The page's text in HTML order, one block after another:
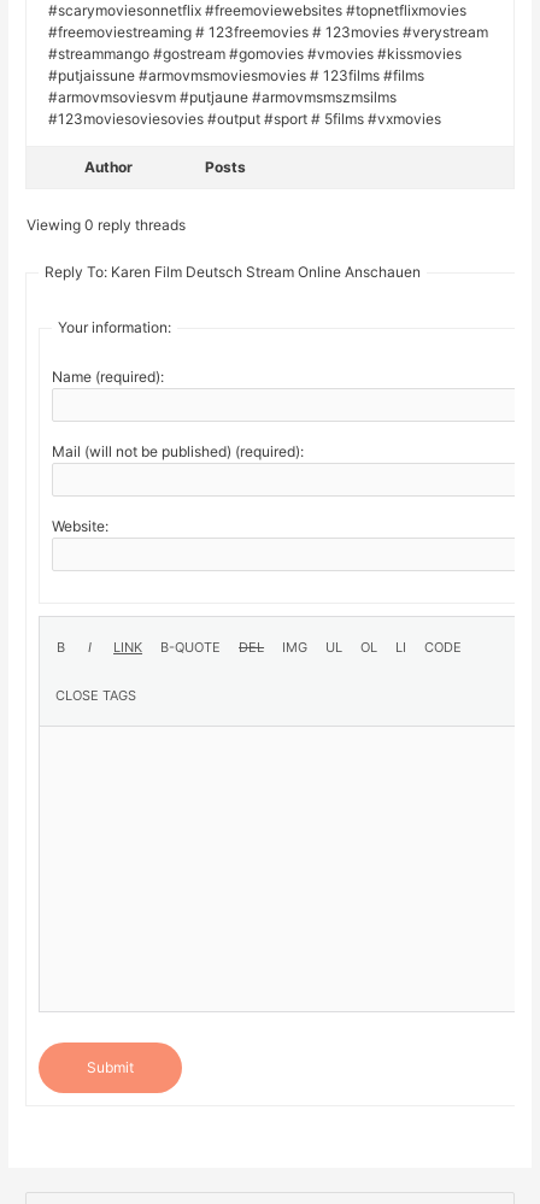
#scarymoviesonnetflix #freemoviewebsites #topnetflixmovies
#freemoviestreaming # 123freemovies # 123movies #verystream
#streammango #gostream #gomovies #vmovies #kissmovies
#putjaissune #armovmsmoviesmovies # 123films #films
#armovmsoviesvm #putjaune #armovmsmszmsilms
#123moviesoviesovies #output #sport # 5films #vxmovies
Author Posts
Viewing 0 reply threads
Reply To: Karen Film Deutsch Stream Online Anschauen
Your information:
Name (required):
Mail (will not be published) (required):
Website:
Submit